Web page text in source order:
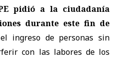
pidió a la ciudadanía
durante este fin de
ingreso de personas sin
con las labores de los